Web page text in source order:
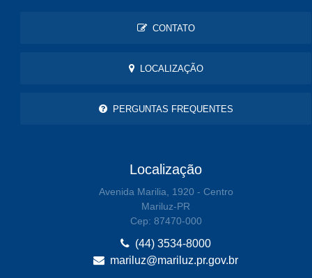
CONTATO
LOCALIZAÇÃO
PERGUNTAS FREQUENTES
Localização
Avenida Marilia, 1920 - Centro
Mariluz-PR
Cep: 87470-000
(44) 3534-8000
mariluz@mariluz.pr.gov.br